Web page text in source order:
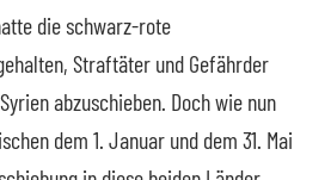
die schwarz-rote
Straftäter und Gefährder
abzuschieben. Doch wie nun
dem 1. Januar und dem 31. Mai